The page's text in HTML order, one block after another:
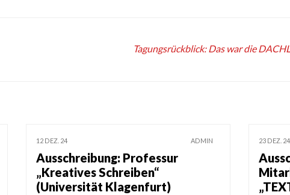
Tagungsrückblick: Das war die
12 DEZ. 24 ADMIN
Ausschreibung: Professur
„Kreatives Schreiben“
(Universität Klagenfurt)
23 DEZ. 24